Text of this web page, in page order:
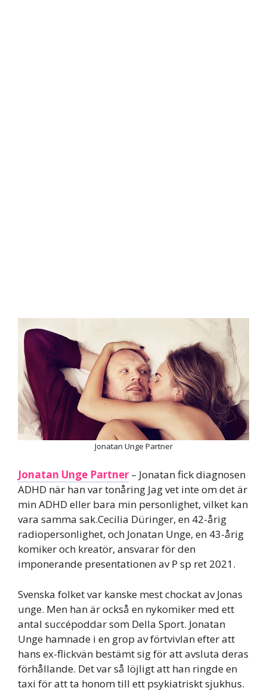
Jonatan Unge Partner
Jonatan Unge Partner – Jonatan fick diagnosen
ADHD när han var tonåring Jag vet inte om det är
min ADHD eller bara min personlighet, vilket kan
vara samma sak.Cecilia Düringer, en 42-årig
radiopersonlighet, och Jonatan Unge, en 43-årig
komiker och kreatör, ansvarar för den
imponerande presentationen av P sp ret 2021.
Svenska folket var kanske mest chockat av Jonas
unge. Men han är också en nykomiker med ett
antal succépoddar som Della Sport. Jonatan
Unge hamnade i en grop av förtvivlan efter att
hans ex-flickvän bestämt sig för att avsluta deras
förhållande. Det var så löjligt att han ringde en
taxi för att ta honom till ett psykiatriskt sjukhus.